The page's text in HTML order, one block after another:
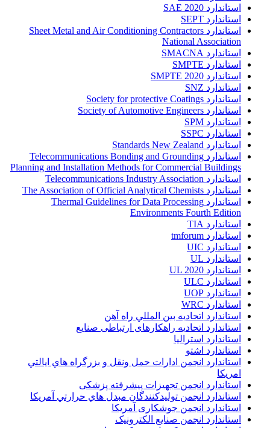
استاندارد SAE 2020
استاندارد SEPT
استاندارد Sheet Metal and Air Conditioning Contractors
National Association
استاندارد SMACNA
استاندارد SMPTE
استاندارد SMPTE 2020
استاندارد SNZ
استاندارد Society for protective Coatings
استاندارد Society of Automotive Engineers
استاندارد SPM
استاندارد SSPC
استاندارد Standards New Zealand
استاندارد Telecommunications Bonding and Grounding
Planning and Installation Methods for Commercial Buildings
استاندارد Telecommunications Industry Association
استاندارد The Association of Official Analytical Chemists
استاندارد Thermal Guidelines for Data Processing
Environments Fourth Edition
استاندارد TIA
استاندارد tmforum
استاندارد UIC
استاندارد UL
استاندارد UL 2020
استاندارد ULC
استاندارد UOP
استاندارد WRC
استاندارد اتحاديه بين المللي راه آهن
استاندارد اتحادیه راهکارهای ارتباطی صنایع
استاندارد استرالیا
استاندارد اشتو
استاندارد انجمن ادارات حمل ونقل و بزرگراه هاي ايالتي
امريکا
استاندارد انجمن تجهیزات پیشرفته پزشکی
استاندارد انجمن توليدکنندگان مبدل هاي حرارتي آمريکا
استاندارد انجمن جوشکاری آمریکا
استاندارد انجمن صنايع الکترونيک